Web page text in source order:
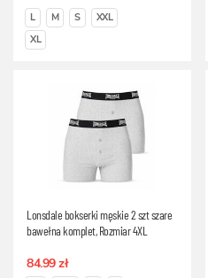
L M S
XXL
XL
Lonsdale bokserki męskie 2 szt szare
bawełna komplet, Rozmiar 4XL
84.99 zł